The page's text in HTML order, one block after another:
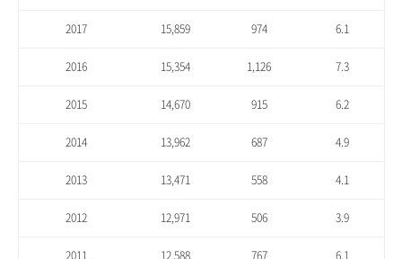
2017 15,859 974 6.1
2016 15,354 1,126 7.3
2015 14,670 915 6.2
2014 13,962 687 4.9
2013 13,471 558 4.1
2012 12,971 506 3.9
2011 12,588 767 6.1